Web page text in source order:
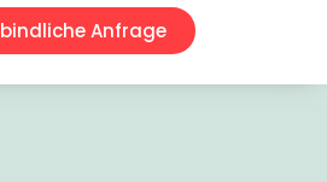
Anfrage